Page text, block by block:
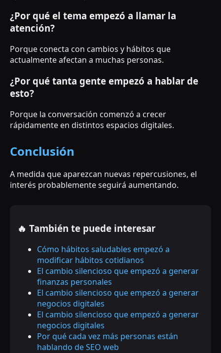
¿Por qué el tema empezó a llamar la
atención?
Porque conecta con cambios y hábitos que
actualmente afectan a muchas personas.
¿Por qué tanta gente empezó a hablar de
esto?
Porque la conversación comenzó a crecer
rápidamente en distintos espacios digitales.
Conclusión
A medida que aparezcan nuevas repercusiones, el
interés probablemente seguirá aumentando.
🔥 También te puede interesar
Cómo hábitos saludables empezó a
modificar hábitos cotidianos
El cambio silencioso que empezó a generar
finanzas personales
El cambio silencioso que empezó a generar
negocios digitales
El cambio silencioso que empezó a generar
negocios digitales
Por qué cada vez más personas están
hablando de SEO web